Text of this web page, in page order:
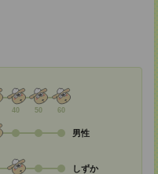
40 50 60
男性
しずか